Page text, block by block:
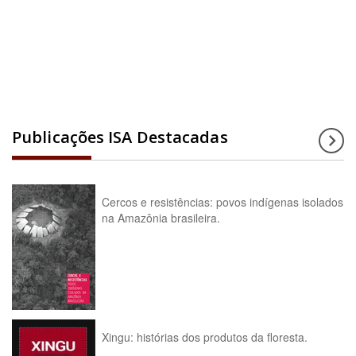
Publicações ISA Destacadas
Cercos e resistências: povos indígenas isolados
na Amazônia brasileira.
Xingu: histórias dos produtos da floresta.